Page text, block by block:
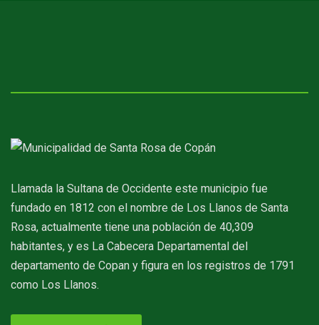
Llamada la Sultana de Occidente este municipio fue
fundado en 1812 con el nombre de Los Llanos de Santa
Rosa, actualmente tiene una población de 40,309
habitantes, y es La Cabecera Departamental del
departamento de Copan y figura en los registros de 1791
como Los Llanos.